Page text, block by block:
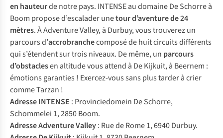
en hauteurde notre pays. INTENSEau domaine De Schorre à
Boom propose d’escalader unetour d’aventure de 24
mètres. ÀAdventure Valley, à Durbuy, vous trouverez un
parcours d’accrobranchecomposé de huit circuits différents
qui s’étendent sur trois niveaux. De même, un parcours
d’obstaclesen altitude vous attend à De Kijkuit, à Beernem :
émotions garanties ! Exercez-vous sans plus tarder à crier
comme Tarzan !
Adresse INTENSE : Provinciedomein De Schorre,
Schommelei 1, 2850 Boom.
Adresse Adventure Valley: Rue de Rome 1, 6940 Durbuy.